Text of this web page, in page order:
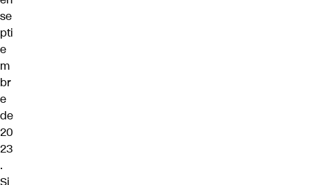
se
pti
e
m
br
e
de
20
23
.
Si